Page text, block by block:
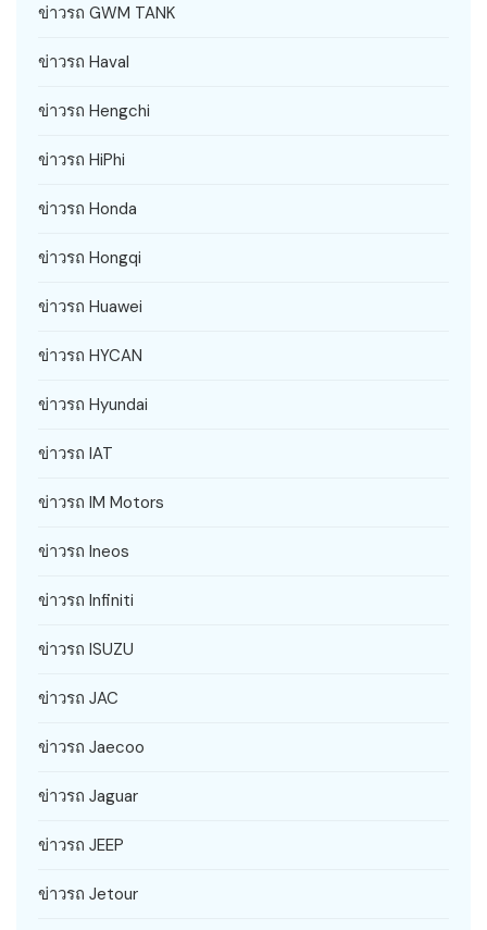
ข่าวรถ GWM TANK
ข่าวรถ Haval
ข่าวรถ Hengchi
ข่าวรถ HiPhi
ข่าวรถ Honda
ข่าวรถ Hongqi
ข่าวรถ Huawei
ข่าวรถ HYCAN
ข่าวรถ Hyundai
ข่าวรถ IAT
ข่าวรถ IM Motors
ข่าวรถ Ineos
ข่าวรถ Infiniti
ข่าวรถ ISUZU
ข่าวรถ JAC
ข่าวรถ Jaecoo
ข่าวรถ Jaguar
ข่าวรถ JEEP
ข่าวรถ Jetour